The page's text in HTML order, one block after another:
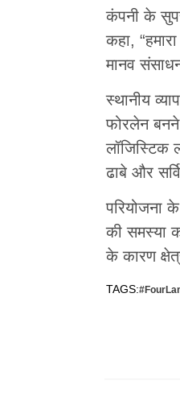
कंपनी के
कहा,
मानव
स्थानीय
फोरलेन बनने
लॉजिस्टिक
ढाबे और
परियोजना
की समस्या
के कारण
TAGS: